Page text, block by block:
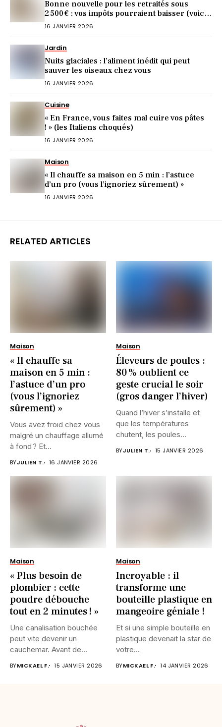
Bonne nouvelle pour les retraités sous
2 500 € : vos impôts pourraient baisser (voici
comment)
16 JANVIER 2026
Jardin
Nuits glaciales : l’aliment inédit qui peut
sauver les oiseaux chez vous
16 JANVIER 2026
Cuisine
« En France, vous faites mal cuire vos pâtes
! » (les Italiens choqués)
16 JANVIER 2026
Maison
« Il chauffe sa maison en 5 min : l’astuce
d’un pro (vous l’ignoriez sûrement) »
16 JANVIER 2026
RELATED ARTICLES
Maison
« Il chauffe sa
maison en 5 min :
l’astuce d’un pro
(vous l’ignoriez
sûrement) »
Vous avez froid chez vous
malgré un chauffage allumé
à fond ? Et...
BYJULIEN T. 16 JANVIER 2026
Maison
Éleveurs de poules :
80 % oublient ce
geste crucial le soir
(gros danger l’hiver)
Quand l’hiver s’installe et
que les températures
chutent, les poules
BYJULIEN T. 15 JANVIER 2026
Maison
« Plus besoin de
plombier : cette
poudre débouche
tout en 2 minutes ! »
Une canalisation bouchée
peut vite devenir un
cauchemar. Avant de
BYMICKAEL F. 15 JANVIER 2026
Maison
Incroyable : il
transforme une
bouteille plastique en
mangeoire géniale !
Et si une simple bouteille en
plastique devenait la star de
votre...
BYMICKAEL F. 14 JANVIER 2026